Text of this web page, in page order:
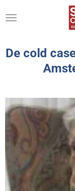
direct
de
hoofdinhoud
De cold